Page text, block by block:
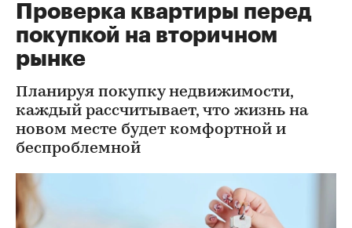
Проверка квартиры перед
покупкой на вторичном
рынке
Планируя покупку недвижимости,
каждый рассчитывает, что жизнь на
новом месте будет комфортной и
беспроблемной